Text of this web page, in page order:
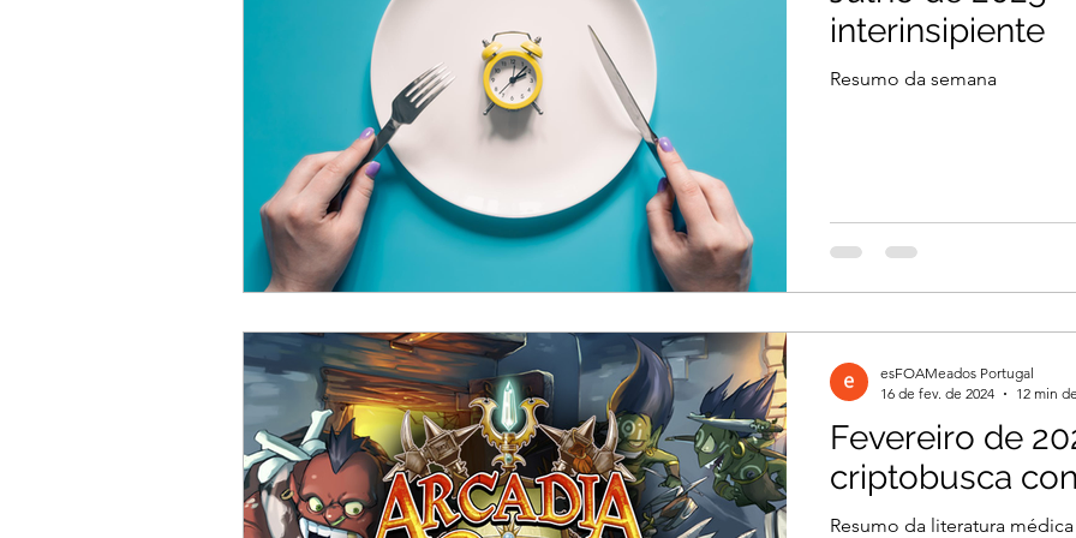
interinsipiente
Resumo da semana
Fevereiro de
criptobusca
Resumo da literatura
esFOAMeados Portugal
16 de fev. de 2024
12 min